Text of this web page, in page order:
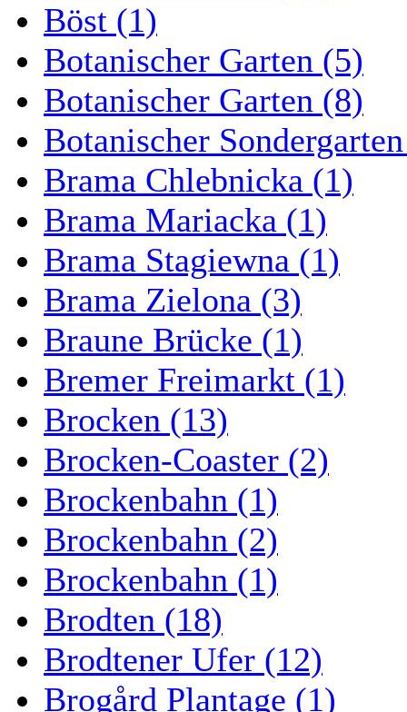
Böst (1)
Botanischer Garten (5)
Botanischer Garten (8)
Botanischer
Brama Chlebnicka (1)
Brama Mariacka (1)
Brama Stagiewna (1)
Brama Zielona (3)
Braune Brücke (1)
Bremer Freimarkt (1)
Brocken (13)
Brocken-Coaster (2)
Brockenbahn (1)
Brockenbahn (2)
Brockenbahn (1)
Brodten (18)
Brodtener Ufer (12)
Brogård Plantage (1)